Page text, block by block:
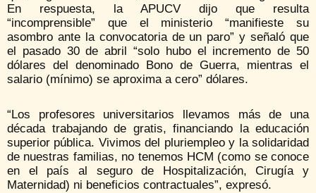
En respuesta, la APUCV dijo que resulta
“incomprensible” que el ministerio “manifieste su
asombro ante la convocatoria de un paro” y señaló que
el pasado 30 de abril “solo hubo el incremento de 50
dólares del denominado Bono de Guerra, mientras el
salario (mínimo) se aproxima a cero” dólares.
“Los profesores universitarios llevamos más de una
década trabajando de gratis, financiando la educación
superior pública. Vivimos del pluriempleo y la solidaridad
de nuestras familias, no tenemos HCM (como se conoce
en el país al seguro de Hospitalización, Cirugía y
Maternidad) ni beneficios contractuales”, expresó.